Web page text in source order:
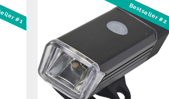
#1 Bestseller #2